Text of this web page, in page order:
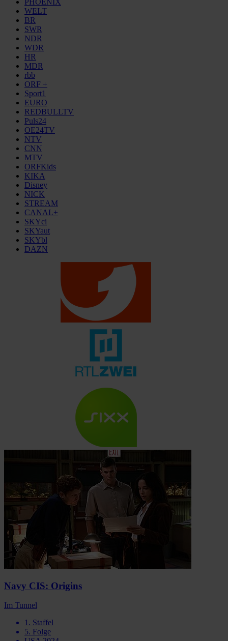
PHOENIX
WELT
BR
SWR
NDR
WDR
HR
MDR
rbb
ORF +
Sport1
EURO
REDBULLTV
Puls24
OE24TV
NTV
CNN
MTV
ORFKids
KIKA
Disney
NICK
STREAM
CANAL+
SKYci
SKYaut
SKYbl
DAZN
Navy CIS: Origins
Im Tunnel
1. Staffel
5. Folge